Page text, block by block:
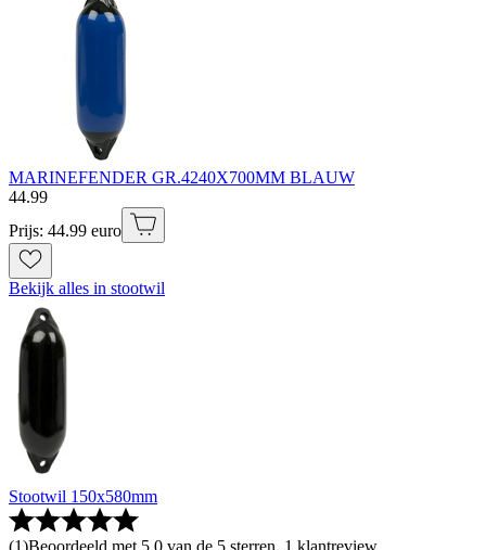
MARINEFENDER GR.4240X700MM BLAUW
44.99
Prijs: 44.99 euro
Bekijk alles in stootwil
Stootwil 150x580mm
(1)Beoordeeld met 5.0 van de 5 sterren, 1 klantreview